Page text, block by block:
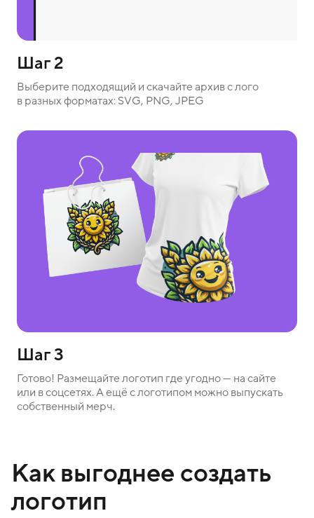
Шаг 2
Выберите подходящий и скачайте архив с лого
в разных форматах: SVG, PNG, JPEG
Шаг 3
Готово! Размещайте логотип где угодно — на сайте
или в соцсетях. А ещё с логотипом можно выпускать
собственный мерч.
Как выгоднее создать
логотип